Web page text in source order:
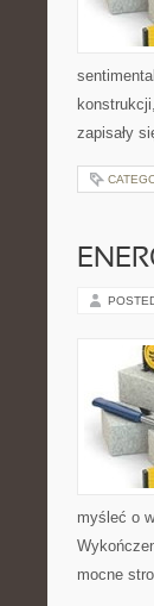
zapisały
myśleć o
mocne